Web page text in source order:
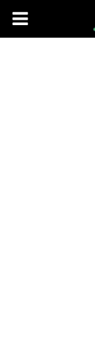
Czyzyny.pl